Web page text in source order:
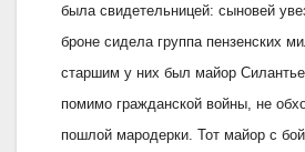
была свидетельницей: сыновей
броне сидела группа пензенских
старшим у них был майор
помимо гражданской войны, не
пошлой мародерки. Тот майор с